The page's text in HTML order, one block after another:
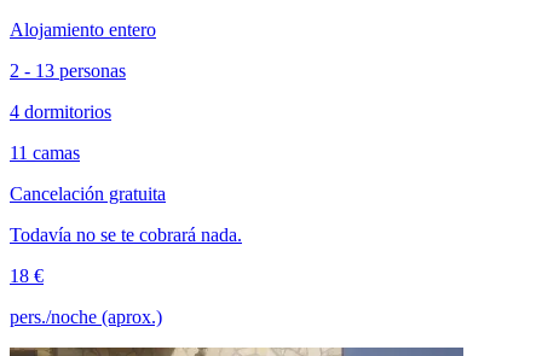
Alojamiento entero
2 - 13 personas
4 dormitorios
11 camas
Cancelación gratuita
Todavía no se te cobrará nada.
18 €
pers./noche (aprox.)